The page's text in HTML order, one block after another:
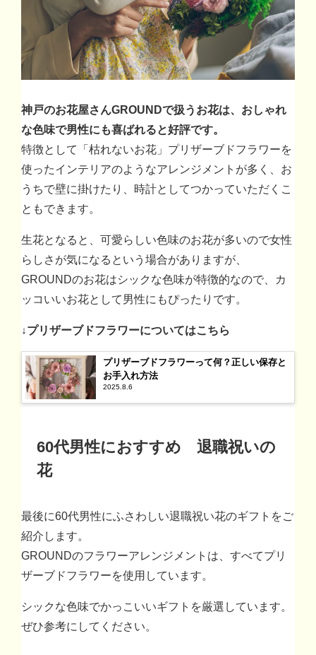
神戸のお花屋さんGROUNDで扱うお花は、おしゃれ
な色味で男性にも喜ばれると好評です。
特徴として「枯れないお花」プリザーブドフラワーを
使ったインテリアのようなアレンジメントが多く、お
うちで壁に掛けたり、時計としてつかっていただくこ
ともできます。
生花となると、可愛らしい色味のお花が多いので女性
らしさが気になるという場合がありますが、
GROUNDのお花はシックな色味が特徴的なので、カ
ッコいいお花として男性にもぴったりです。
↓プリザーブドフラワーについてはこちら
プリザーブドフラワーって何？正しい保存と
お手入れ方法
2025.8.6
60代男性におすすめ 退職祝いの
花
最後に60代男性にふさわしい退職祝い花のギフトをご
紹介します。
GROUNDのフラワーアレンジメントは、すべてプリ
ザーブドフラワーを使用しています。
シックな色味でかっこいいギフトを厳選しています。
ぜひ参考にしてください。